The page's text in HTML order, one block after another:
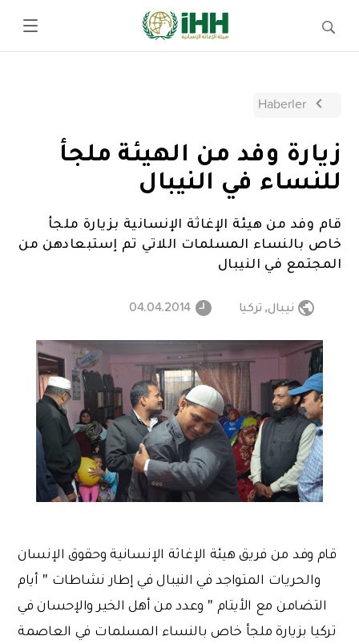
Haberler
زيارة وفد من الهيئة ملجأ
للنساء في النيبال
قام وفد من هيئة الإغاثة الإنسانية بزيارة ملجأ
خاص بالنساء المسلمات اللاتي تم إستبعادهن من
المجتمع في النيبال
نيبال, تركيا 04.04.2014
قام وفد من فريق هيئة الإغاثة الإنسانية وحقوق الإنسان
والحريات المتواجد في النيبال في إطار نشاطات '' أيام
التضامن مع الأيتام '' وعدد من أهل الخير والإحسان في
تركيا بزيارة ملجأ خاص بالنساء المسلمات في العاصمة